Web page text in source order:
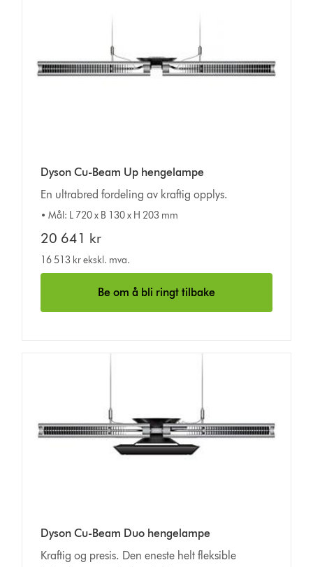
Dyson Cu-Beam Up hengelampe
En ultrabred fordeling av kraftig opplys.
• Mål: L 720 x B 130 x H 203 mm
20 641 kr
16 513 kr ekskl. mva.
Be om å bli ringt tilbake
Dyson Cu-Beam Duo hengelampe
Kraftig og presis. Den eneste helt fleksible